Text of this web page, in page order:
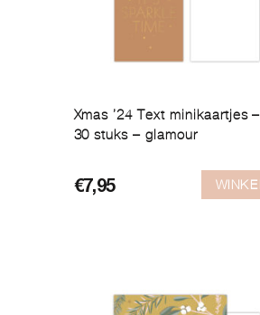
Xmas ’24 Text minikaartjes
30 stuks – glamour
€7,95